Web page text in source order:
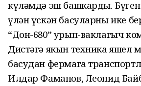
күләмдә эш башкарды.
үлән үскән басуларны ике
“Дон-680” урып-ваклагыч
Дистәгә якын техника яшел
басудан фермага
Илдар Фаманов, Леонид